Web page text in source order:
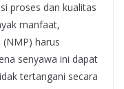
proses dan kualitas
manfaat,
harus
senyawa ini dapat
tertangani secara